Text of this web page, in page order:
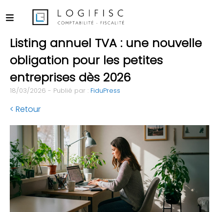
Listing annuel TVA : une nouvelle
obligation pour les petites
entreprises dès 2026
18/03/2026 - Publié par : FiduPress
< Retour